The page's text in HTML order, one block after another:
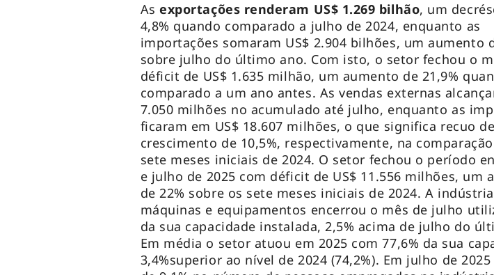
Asexportações renderam US$ 1.269 bilhão, um
4,8% quando comparado a julho de 2024, enquanto as
importações somaram US$ 2.904 bilhões, um aumento
sobre julho do último ano. Com isto, o setor fechou o
déficit de US$ 1.635 milhão, um aumento de 21,9%
comparado a um ano antes. As vendas externas
7.050 milhões no acumulado até julho, enquanto as
ficaram em US$ 18.607 milhões, o que significa recuo
crescimento de 10,5%, respectivamente, na
sete meses iniciais de 2024. O setor fechou o período
e julho de 2025 com déficit de US$ 11.556 milhões, um
de 22% sobre os sete meses iniciais de 2024. A
máquinas e equipamentos encerrou o mês de julho
da sua capacidade instalada, 2,5% acima de julho do
Em média o setor atuou em 2025 com 77,6% da sua
3,4%superior ao nível de 2024 (74,2%). Em julho de